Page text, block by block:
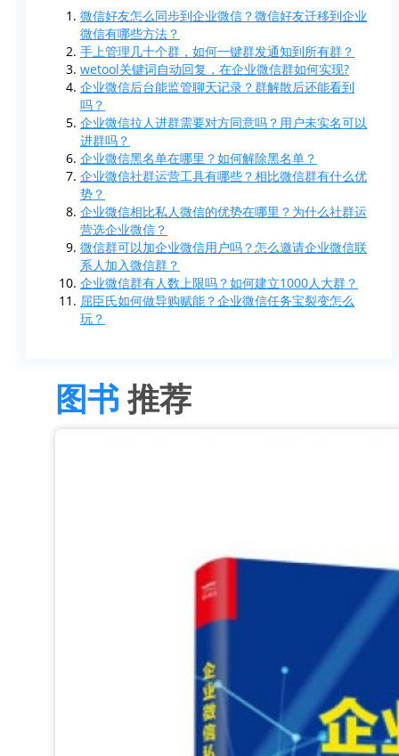
微信好友怎么同步到企业微信？微信好友迁移到企业
微信有哪些方法？
手上管理几十个群，如何一键群发通知到所有群？
wetool关键词自动回复，在企业微信群如何实现?
企业微信后台能监管聊天记录？群解散后还能看到
吗？
企业微信拉人进群需要对方同意吗？用户未实名可以
进群吗？
企业微信黑名单在哪里？如何解除黑名单？
企业微信社群运营工具有哪些？相比微信群有什么优
势？
企业微信相比私人微信的优势在哪里？为什么社群运
营选企业微信？
微信群可以加企业微信用户吗？怎么邀请企业微信联
系人加入微信群？
企业微信群有人数上限吗？如何建立1000人大群？
屈臣氏如何做导购赋能？企业微信任务宝裂变怎么
玩？
图书推荐